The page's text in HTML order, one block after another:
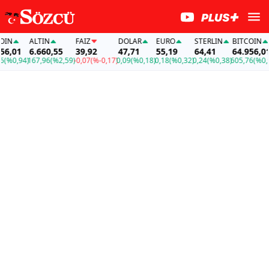
ALTIN
6.660,55
167,96(%2,59)
FAİZ
39,92
-0,07(%-0,17)
DOLAR
47,71
0,09(%0,18)
EURO
55,19
0,18(%0,32)
STERLIN
64,41
0,24(%0,38)
BITCOIN
64.956,01
605,76(%0,94)